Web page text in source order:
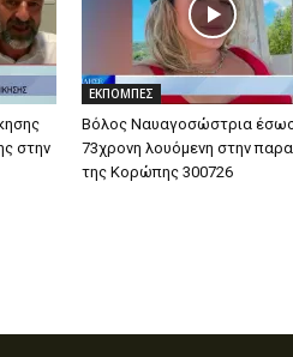
στην
ΕΚΠΟΜΠΕΣ
Βόλος Ναυαγοσώστρια
73χρονη λουόμενη στην
της Κορώπης 300726